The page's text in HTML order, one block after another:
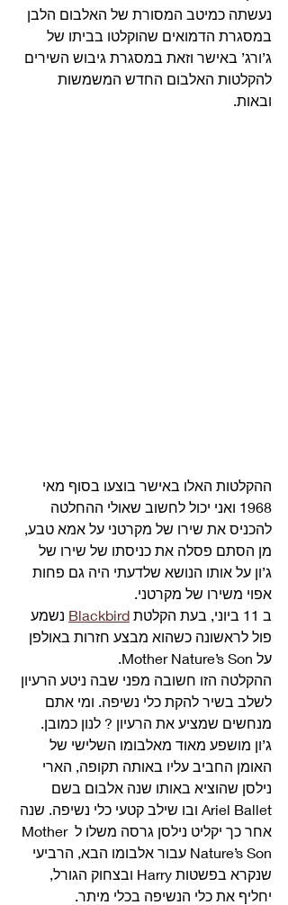
נעשתה כמיטב המסורת של האלבום הלבן
במסגרת הדמואים שהוקלטו בביתו של
ג’ורג’ באישר וזאת במסגרת גיבוש השירים
להקלטות האלבום החדש המשמשות
ובאות.
ההקלטות האלו באישר בוצעו בסוף מאי
1968 ואני יכול לחשוב שאולי ההחלטה
להכניס את שירו של מקרטני על אמא טבע,
מן הסתם פסלה את כניסתו של שירו של
ג’ון על אותו הנושא שלדעתי היה גם פחות
אפוי משירו של מקרטני.
ב 11 ביוני, בעת הקלטת
Blackbird נשמע
פול לראשונה כשהוא מבצע חזרות באולפן
על Mother Nature’s Son.
ההקלטה הזו חשובה מפני שבה ניטע הרעיון
לשלב בשיר להקת כלי נשיפה. ומי אתם
מנחשים שמציע את הרעיון ? לנון כמובן.
ג’ון מושפע מאוד מאלבומו השלישי של
האומן החביב עליו באותה תקופה, הארי
נילסן שהוציא באותו שנה אלבום בשם
Ariel Ballet ובו שילב קטעי כלי נשיפה. שנה
אחר כך יקליט נילסן גרסה משלו ל Mother
Nature’s Son עבור אלבומו הבא, הרביעי
שנקרא בפשטות Harry ובצחוק הגורל,
יחליף את כלי הנשיפה בכלי מיתר.